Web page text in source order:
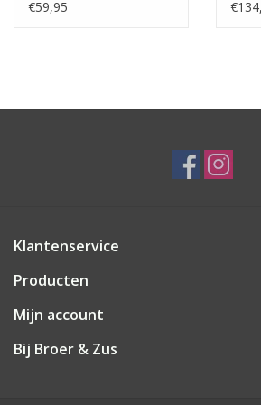
Olive
€59,95
Pure
Klantenservice
Producten
Mijn account
Bij Broer & Zus